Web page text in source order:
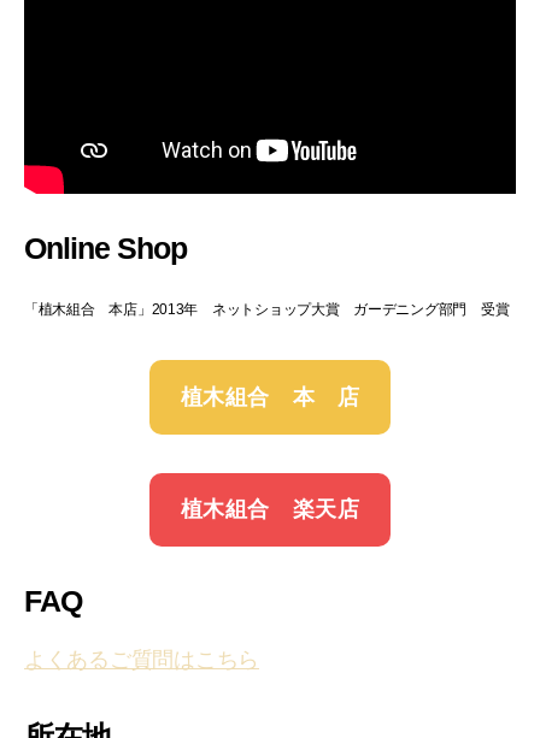
Online Shop
「植木組合 本店」2013年 ネットショップ大賞 ガーデニング部門 受賞
植木組合 本 店
植木組合 楽天店
FAQ
よくあるご質問はこちら